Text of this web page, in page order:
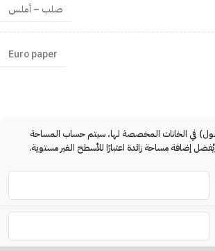
صلب – أملس
Euro paper
في الخانات المخصصة لها، سيتم حساب المساحة
يُفضل إضافة مساحة زائدة اعتبارًا للأسطح الغير مستوية.